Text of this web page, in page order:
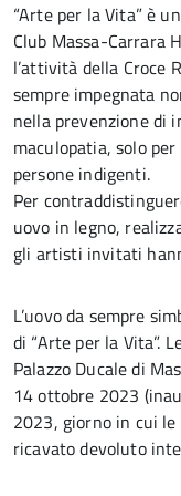
“Arte per la Vita” è
Club Massa-Carrara
l’attività della Croce
sempre impegnata
nella prevenzione di
maculopatia, solo
persone indigenti.
Per
uovo in legno,
gli artisti invitati
L’uovo da sempre
di “Arte per la Vita”.
Palazzo Ducale di
14 ottobre 2023
2023, giorno in cui le
ricavato devoluto